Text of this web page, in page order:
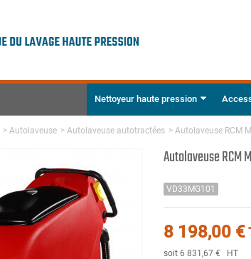
Nettoyeur haute pression
> Autolaveuse > Autolaveuse autotractées > Autolaveuse RCM
Autolaveuse RCM
VD33MG101
8 198,00 €
soit 6 831,67 € HT